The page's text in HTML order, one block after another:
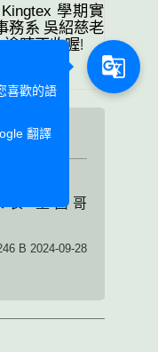
學期實
務系 吳紹慈老
逾時不收喔!
表-墨西哥
B 2024-09-28
喜歡的語
翻譯
g_translate